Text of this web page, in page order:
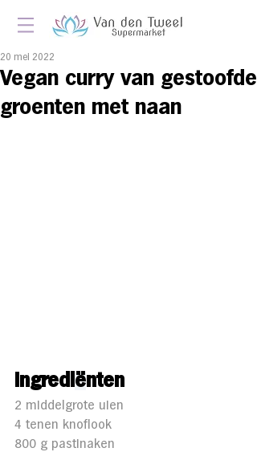
Vegan curry van gestoofde
groenten met naan
20 mei 2022
Ingredi ë nten
2 middelgrote uien
4 tenen knoflook
800 g pastinaken